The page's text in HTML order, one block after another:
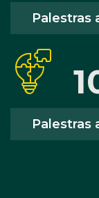
Palestras
Palestras